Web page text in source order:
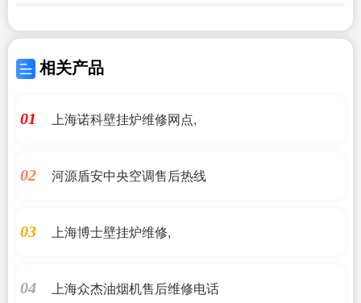
相关产品
01 上海诺科壁挂炉维修网点,
02 河源盾安中央空调售后热线
03 上海博士壁挂炉维修,
04 上海众杰油烟机售后维修电话